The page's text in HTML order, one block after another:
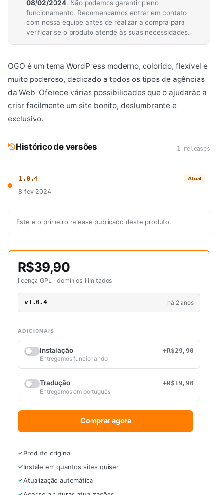
08/02/2024. Não podemos garantir pleno
funcionamento. Recomendamos entrar em contato
com nossa equipe antes de realizar a compra para
verificar se o produto atende às suas necessidades.
OGO é um tema WordPress moderno, colorido, flexível e
muito poderoso, dedicado a todos os tipos de agências
da Web. Oferece várias possibilidades que o ajudarão a
criar facilmente um site bonito, deslumbrante e
exclusivo.
Histórico de versões 1 releases
1.0.4 Atual
8 fev 2024
Este é o primeiro release publicado deste produto.
R$39,90
licença GPL · domínios ilimitados
v1.0.4 há 2 anos
ADICIONAIS
Instalação
+R$29,90
Entregamos funcionando
Tradução
+R$19,90
Entregamos em português
Comprar agora
Produto original
Instale em quantos sites quiser
Atualização automática